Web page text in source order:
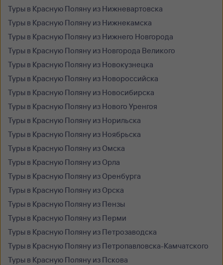
Туры в Красную Поляну из Нижневартовска
Туры в Красную Поляну из Нижнекамска
Туры в Красную Поляну из Нижнего Новгорода
Туры в Красную Поляну из Новгорода Великого
Туры в Красную Поляну из Новокузнецка
Туры в Красную Поляну из Новороссийска
Туры в Красную Поляну из Новосибирска
Туры в Красную Поляну из Нового Уренгоя
Туры в Красную Поляну из Норильска
Туры в Красную Поляну из Ноябрьска
Туры в Красную Поляну из Омска
Туры в Красную Поляну из Орла
Туры в Красную Поляну из Оренбурга
Туры в Красную Поляну из Орска
Туры в Красную Поляну из Пензы
Туры в Красную Поляну из Перми
Туры в Красную Поляну из Петрозаводска
Туры в Красную Поляну из Петропавловска-Камчатского
Туры в Красную Поляну из Пскова